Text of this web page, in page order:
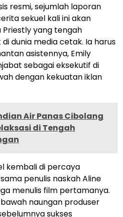
resmi, sejumlah laporan
sekuel kali ini akan
yang tengah
dunia media cetak. Ia harus
asistennya, Emily
sebagai eksekutif di
dengan kekuatan iklan
Air Panas Cibolang
di Tengah
kembali di percaya
penulis naskah Aline
menulis film pertamanya.
naungan produser
sukses